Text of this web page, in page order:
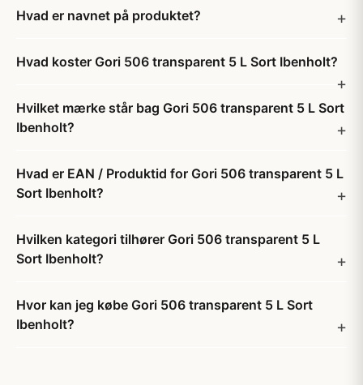
Hvad er navnet på produktet?
Hvad koster Gori 506 transparent 5 L Sort Ibenholt?
Hvilket mærke står bag Gori 506 transparent 5 L Sort
Ibenholt?
Hvad er EAN / Produktid for Gori 506 transparent 5 L
Sort Ibenholt?
Hvilken kategori tilhører Gori 506 transparent 5 L
Sort Ibenholt?
Hvor kan jeg købe Gori 506 transparent 5 L Sort
Ibenholt?